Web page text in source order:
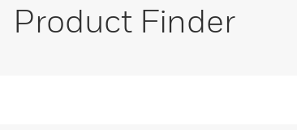
Product Finder